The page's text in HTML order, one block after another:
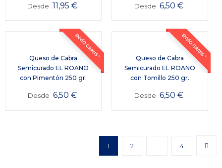
Desde 11,95€ Desde 6,50€
ENVÍO GRATIS *
Queso de Cabra
Semicurado EL ROANO
con Pimentón 250 gr.
Desde 6,50€
ENVÍO GRATIS *
Queso de Cabra
Semicurado EL ROANO
con Tomillo 250 gr.
Desde 6,50€
1 2 4